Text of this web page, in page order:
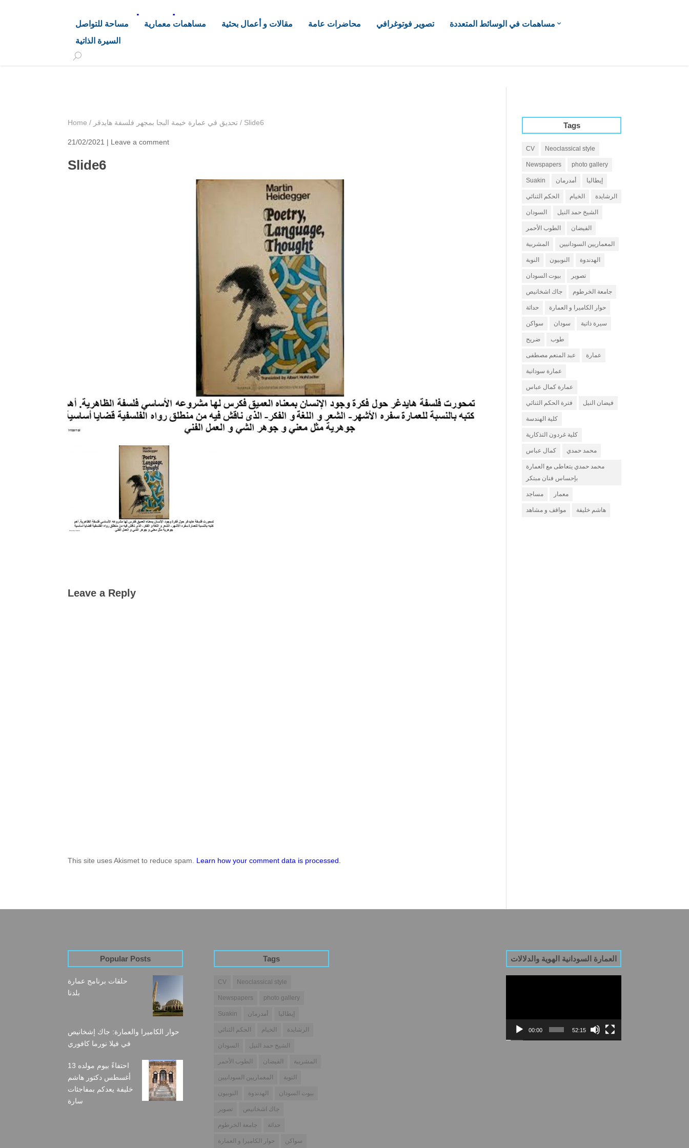
د. هاشم خليفة محجوب
مساحة للتواصل مساهمات معمارية مقالات و أعمال بحثية محاضرات عامة تصوير فوتوغرافي
مساهمات في الوسائط المتعددة
السيرة الذاتية
Home / تحديق في عمارة خيمة البجا بمجهر فلسفة هايدقر / Slide6
21/02/2021 | Leave a comment
Slide6
Leave a Reply
This site uses Akismet to reduce spam. Learn how your comment data is processed.
Tags
CV Neoclassical style
Newspapers photo gallery
Suakin أمدرمان إيطاليا
الحكم الثنائي الخيام الرشايدة
السودان الشيخ حمد النيل
الطوب الأحمر الفيضان
المشربية المعماريين السودانيين
النوبة النوبيون الهدندوة
بيوت السودان تصوير
جاك اشخانيص جامعة الخرطوم
حداثة حوار الكاميرا و العمارة
سواكن سودان سيرة ذاتية
ضريح طوب
عبد المنعم مصطفى عمارة
عمارة سودانية
عمارة كمال عباس
فترة الحكم الثنائي فيضان النيل
كلية الهندسة
كلية غردون التذكارية
كمال عباس محمد حمدي
محمد حمدي يتعاطى مع العمارة
بإحساس فنان مبتكر
مساجد معمار
مواقف و مشاهد هاشم خليفة
Popular Posts
حلقات برنامج عمارة
بلدنا
حوار الكاميرا والعمارة: جاك إشخانيص
في فيلا نورما كافوري
احتفاءً بيوم مولده 13
أغسطس دكتور هاشم
خليفة يعدكم بمفاجئات
سارة
Tags
CV Neoclassical style
Newspapers photo gallery
Suakin أمدرمان إيطاليا
الحكم الثنائي الخيام الرشايدة
السودان الشيخ حمد النيل
الطوب الأحمر الفيضان المشربية
المعماريين السودانيين النوبة
النوبيون الهدندوة بيوت السودان
تصوير جاك اشخانيص
جامعة الخرطوم حداثة
حوار الكاميرا و العمارة سواكن
العمارة السودانية الهوية والدلالات
00:00 52:15